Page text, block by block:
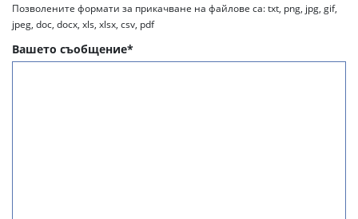
Позволените формати за прикачване на файлове са: txt, png, jpg, gif,
jpeg, doc, docx, xls, xlsx, csv, pdf
Вашето съобщение*